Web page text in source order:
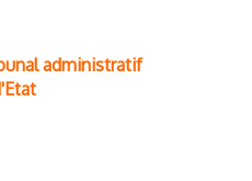
administratif